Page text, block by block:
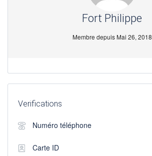
Fort Philippe
Membre depuis Mai 26, 2018
Verifications
Numéro téléphone
Carte ID